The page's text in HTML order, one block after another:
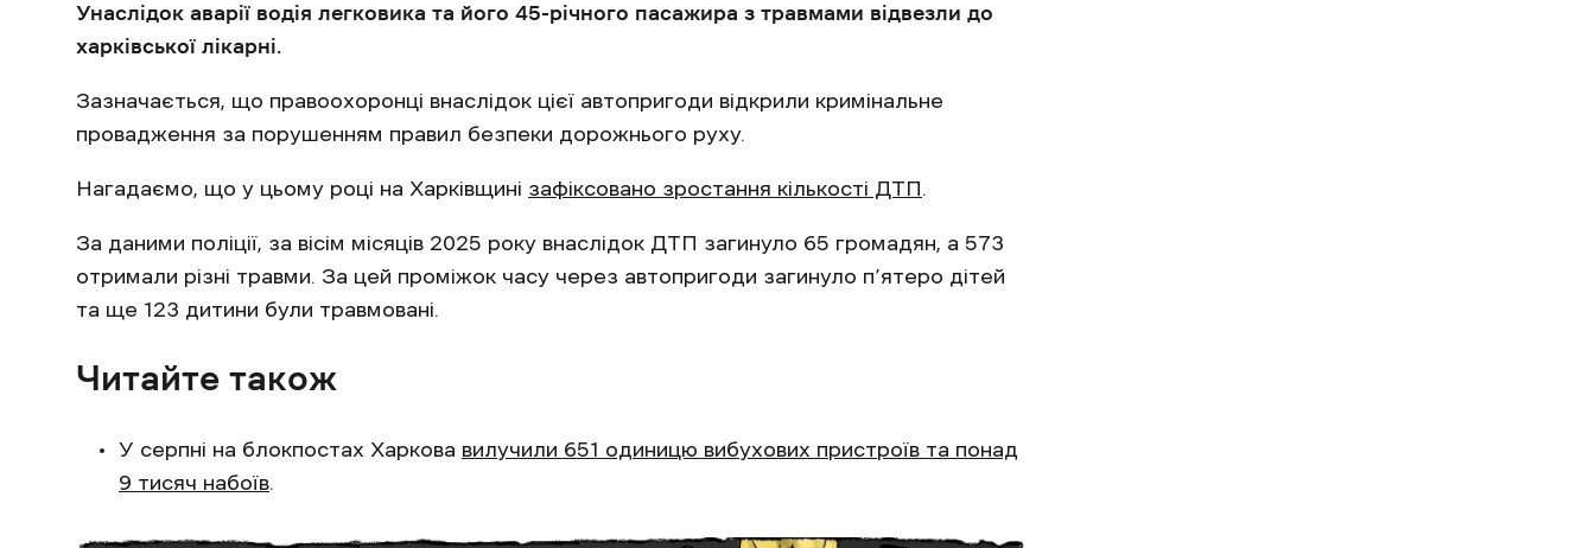
Унаслідок аварії водія легковика та його 45-річного пасажира з травмами відвезли до
харківської лікарні.
Зазначається, що правоохоронці внаслідок цієї автопригоди відкрили кримінальне
провадження за порушенням правил безпеки дорожнього руху.
Нагадаємо, що у цьому році на Харківщині зафіксовано зростання кількості ДТП.
За даними поліції, за вісім місяців 2025 року внаслідок ДТП загинуло 65 громадян, а 573
отримали різні травми. За цей проміжок часу через автопригоди загинуло п’ятеро дітей
та ще 123 дитини були травмовані.
Читайте також
У серпні на блокпостах Харкова вилучили 651 одиницю вибухових пристроїв та понад
9 тисяч набоїв.